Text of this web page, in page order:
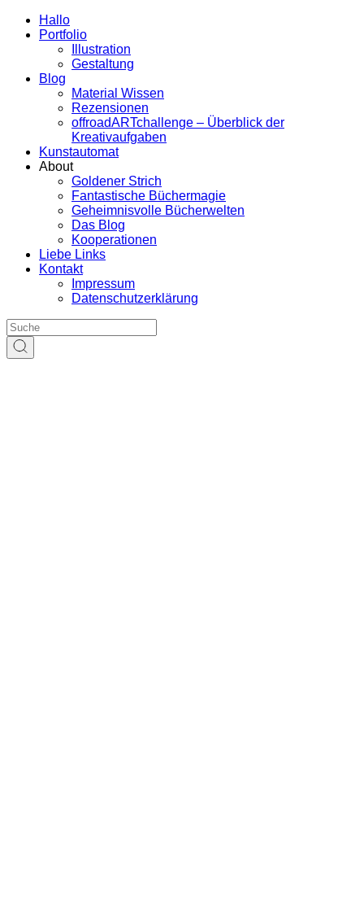
Hallo
Portfolio
Illustration
Gestaltung
Blog
Material Wissen
Rezensionen
offroadARTchallenge – Überblick der
Kreativaufgaben
Kunstautomat
About
Goldener Strich
Fantastische Büchermagie
Geheimnisvolle Bücherwelten
Das Blog
Kooperationen
Liebe Links
Kontakt
Impressum
Datenschutzerklärung